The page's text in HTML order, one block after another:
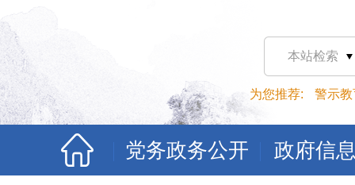
本站检索
为您推荐: 警示教
党务政务公开 政府信